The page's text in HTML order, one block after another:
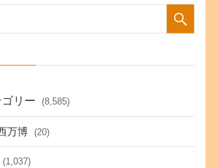
リー (8,585)
万博 (20)
(1,037)